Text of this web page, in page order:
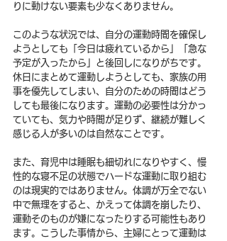
りに動けない要素も少なくありません。
このような状況では、自分の運動時間を確保し
ようとしても「今日は疲れているから」「急な
予定が入ったから」と後回しになりがちです。
休日にまとめて運動しようとしても、家族の用
事を優先してしまい、自分のための時間はどう
しても最後になります。運動の必要性は分かっ
ていても、気力や時間が足りず、継続が難しく
感じる人が多いのは自然なことです。
また、育児中は睡眠も細切れになりやすく、慢
性的な寝不足の状態でハードな運動に取り組む
のは現実的ではありません。体調が万全でない
中で無理をすると、かえって体調を崩したり、
運動そのものが嫌になったりする可能性もあり
ます。こうした事情から、主婦にとって運動は